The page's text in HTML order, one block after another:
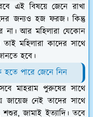
এই বিষয়ে জেনে রাখা
জন্যও হজ ফরজ। কিন্তু
না। আর মহিলারা যেকোন
মহিলারা কাদের সাথে
হবে।
হতে পারে জেনে নিন
মাহরাম পুরুষের সাথে
জায়েজ নেই তাদের সাথে
শশুর, জামাই ইত্যাদি। তবে